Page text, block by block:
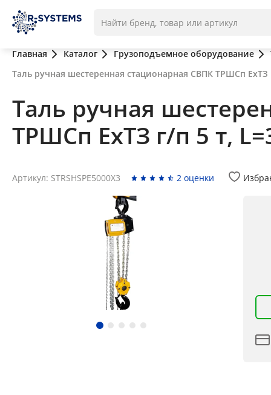
Главная Каталог Грузоподъемное оборудование
Таль ручная шестеренная стационарная СВПК ТРШСп ЕхТЗ
Таль ручная
ТРШСп ЕхТЗ г/п 5 т,
Артикул: STRSHSPE5000X3 2 оценки